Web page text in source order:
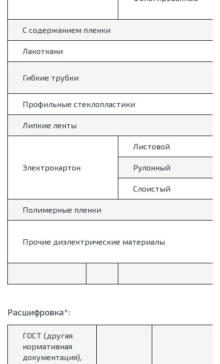
С содержанием пленки
Лакоткани
Гибкие трубки
Профильные стеклопластики
Липкие ленты
Электрокартон
Листовой
Рулонный
Слоистый
Полимерные пленки
Прочие диэлектрические материалы
Расшифровка*:
ГОСТ (другая
нормативная
документация),